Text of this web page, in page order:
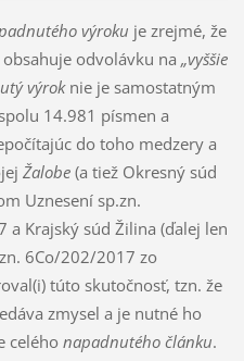
výroku je zrejmé, že
odvo­láv­ku na „vyššie
výroknie je samostatným
14.981 písmen a
do toho medzery a
Žalobe(a tiež Okres­ný súd
Uznesení sp.zn.
Krajský súd Žilina (ďalej len
6Co/202/2017 zo
túto sku­toč­nosť, tzn. že
zmysel a je nutné ho
celého na­pad­nutého článku.